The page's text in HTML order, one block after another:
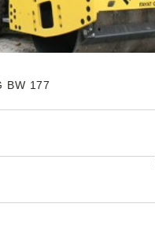
BW 177